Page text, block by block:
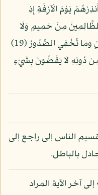
اللَّهَ سَرِيعُ الْحِسَابِ (17) وَأَنذِرْهُمْ يَوْمَ الْآزِفَةِ إِذِ
مِنْ حَمِيمٍ وَلَا
شَفِيعٍ يُطَاعُ (18) يَعْلَمُ خَائِنَةَ الْأَعْيُنِ وَمَا تُخْفِي الصُّدُورُ (19)
دُونِهِ لَا يَقْضُونَ بِشَيْءٍ
الناس إلى راجع إلى
بالباطل.
آخر الآية المراد